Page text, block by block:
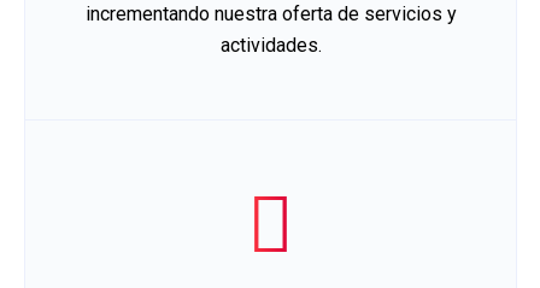
incrementando nuestra oferta de servicios y
actividades.